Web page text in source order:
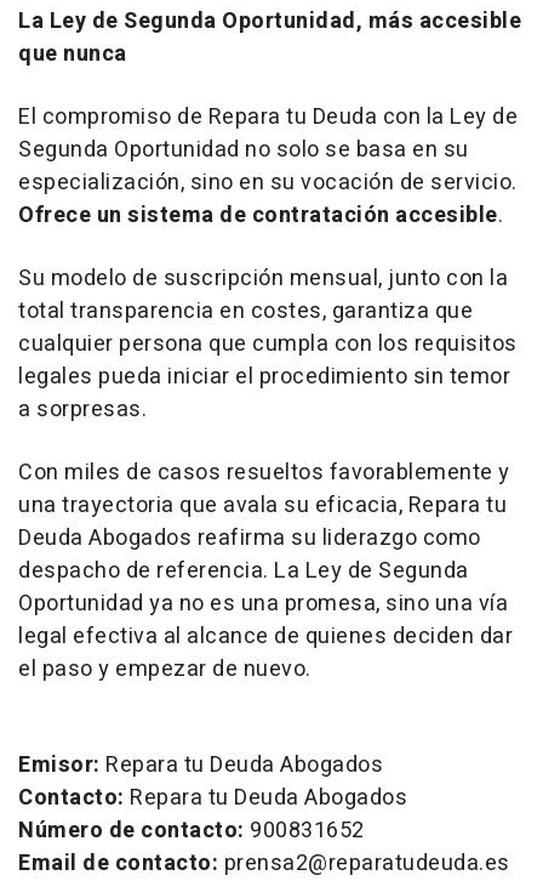
La Ley de Segunda Oportunidad, más accesible
que nunca
El compromiso de Repara tu Deuda con la Ley de
Segunda Oportunidad no solo se basa en su
especialización, sino en su vocación de servicio.
Ofrece un sistema de contratación accesible.
Su modelo de suscripción mensual, junto con la
total transparencia en costes, garantiza que
cualquier persona que cumpla con los requisitos
legales pueda iniciar el procedimiento sin temor
a sorpresas.
Con miles de casos resueltos favorablemente y
una trayectoria que avala su eficacia, Repara tu
Deuda Abogados reafirma su liderazgo como
despacho de referencia. La Ley de Segunda
Oportunidad ya no es una promesa, sino una vía
legal efectiva al alcance de quienes deciden dar
el paso y empezar de nuevo.
Emisor: Repara tu Deuda Abogados
Contacto: Repara tu Deuda Abogados
Número de contacto: 900831652
Email de contacto: prensa2@reparatudeuda.es